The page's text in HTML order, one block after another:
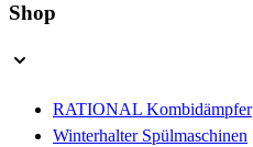
Shop
RATIONAL Kombidämpfer
Winterhalter Spülmaschinen